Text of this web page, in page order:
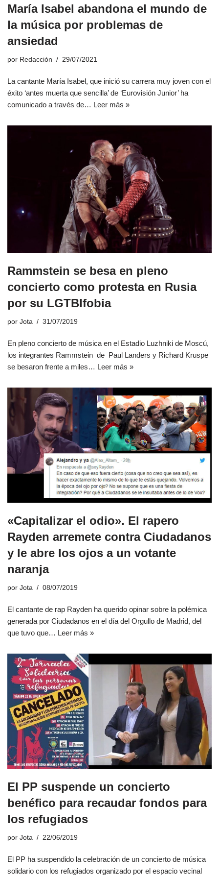
María Isabel abandona el mundo de
la música por problemas de
ansiedad
por Redacción 29/07/2021
La cantante María Isabel, que inició su carrera muy joven con el
éxito ‘antes muerta que sencilla’ de ‘Eurovisión Junior’ ha
comunicado a través de… Leer más »
Rammstein se besa en pleno
concierto como protesta en Rusia
por su LGTBIfobia
por Jota 31/07/2019
En pleno concierto de música en el Estadio Luzhniki de Moscú,
los integrantes Rammstein de Paul Landers y Richard Kruspe
se besaron frente a miles… Leer más »
«Capitalizar el odio». El rapero
Rayden arremete contra Ciudadanos
y le abre los ojos a un votante
naranja
por Jota 08/07/2019
El cantante de rap Rayden ha querido opinar sobre la polémica
generada por Ciudadanos en el día del Orgullo de Madrid, del
que tuvo que… Leer más »
El PP suspende un concierto
benéfico para recaudar fondos para
los refugiados
por Jota 22/06/2019
El PP ha suspendido la celebración de un concierto de música
solidario con los refugiados organizado por el espacio vecinal